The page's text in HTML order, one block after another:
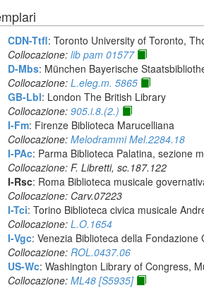
CDN-Ttfl: Toronto University of Toronto,
Collocazione: lib pam 01577
D-Mbs: München Bayerische
Collocazione: L.eleg.m. 5865
GB-Lbl: London The British Library
Collocazione: 905.i.8.(2.)
I-Fm: Firenze Biblioteca Marucelliana
Collocazione: Melodrammi Mel.2284.18
I-PAc: Parma Biblioteca Palatina, sezione
Collocazione: F. Libretti, sc.187.122
I-Rsc: Roma Biblioteca musicale
Collocazione: Carv.07223
I-Tci: Torino Biblioteca civica musicale
Collocazione: L.O.1654
I-Vgc: Venezia Biblioteca della Fondazione
Collocazione: ROL.0437.06
US-Wc: Washington Library of Congress,
Collocazione: ML48 [S5935]